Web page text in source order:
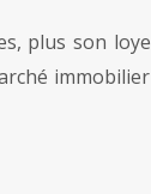
plus son